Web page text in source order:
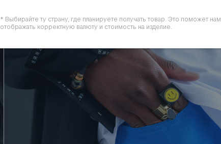
* Выбирайте ту страну, где планируете получать товар. Это поможет нам
отображать корректную валюту и стоимость на изделие.